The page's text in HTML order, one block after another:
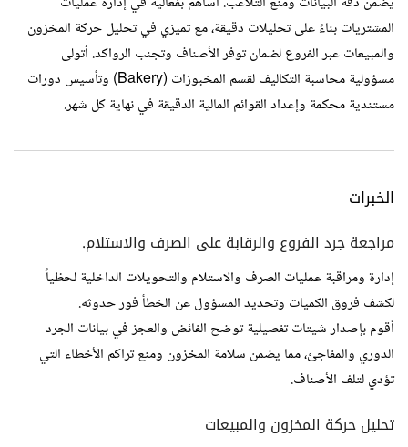
المشتريات بناءً على تحليلات دقيقة، مع تميزي في تحليل حركة المخزون
والمبيعات عبر الفروع لضمان توفر الأصناف وتجنب الرواكد. أتولى
مسؤولية محاسبة التكاليف لقسم المخبوزات (Bakery) وتأسيس دورات
مستندية محكمة وإعداد القوائم المالية الدقيقة في نهاية كل شهر.
الخبرات
مراجعة جرد الفروع والرقابة على الصرف والاستلام.
إدارة ومراقبة عمليات الصرف والاستلام والتحويلات الداخلية لحظياً
لكشف فروق الكميات وتحديد المسؤول عن الخطأ فور حدوثه.
أقوم بإصدار شيتات تفصيلية توضح الفائض والعجز في بيانات الجرد
الدوري والمفاجئ، مما يضمن سلامة المخزون ومنع تراكم الأخطاء التي
تؤدي لتلف الأصناف.
تحليل حركة المخزون والمبيعات